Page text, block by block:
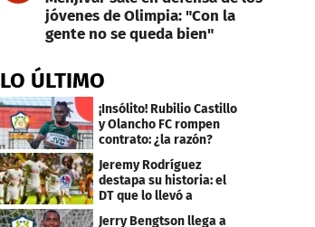
jóvenes de Olimpia: "Con la
gente no se queda bien"
LO ÚLTIMO
¡Insólito! Rubilio Castillo
y Olancho FC rompen
contrato: ¿la razón?
Jeremy Rodríguez
destapa su historia: el
DT que lo llevó a
Olimpia, ídolo y sus
Jerry Bengtson llega a